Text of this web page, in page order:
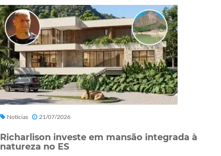
Notícias 21/07/2026
Richarlison investe em mansão integrada à
natureza no ES